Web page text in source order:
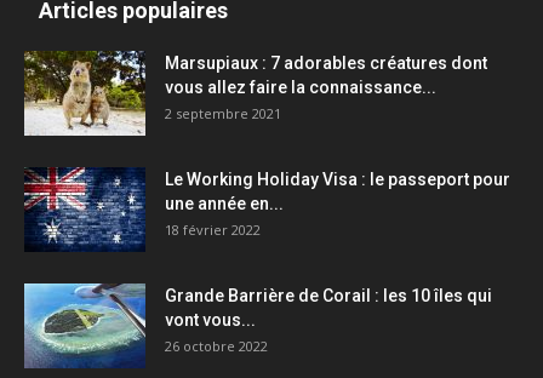
Articles populaires
Marsupiaux : 7 adorables créatures dont
vous allez faire la connaissance...
2 septembre 2021
Le Working Holiday Visa : le passeport pour
une année en...
18 février 2022
Grande Barrière de Corail : les 10 îles qui
vont vous...
26 octobre 2022